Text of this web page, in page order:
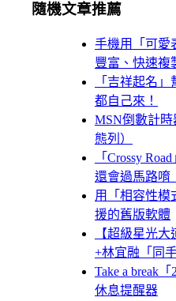
隨機文章推薦
手機用「可愛
豐富、快速複
「吉祥起名
都自己來！
MSN倒數計
態列）
「Crossy
還會過馬路唷
用「相容性模
援的舊版軟體
【超級星光大
+林宜融「同手
Take a break
休息提醒器